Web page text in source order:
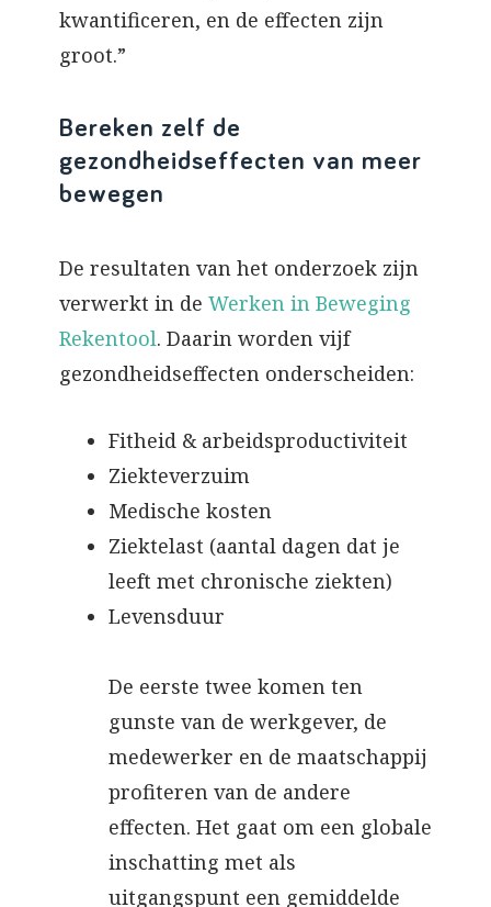
kwantificeren, en de effecten zijn
groot.”
Bereken zelf de
gezondheidseffecten van meer
bewegen
De resultaten van het onderzoek zijn
verwerkt in de Werken in Beweging
Rekentool. Daarin worden vijf
gezondheidseffecten onderscheiden:
Fitheid & arbeidsproductiviteit
Ziekteverzuim
Medische kosten
Ziektelast (aantal dagen dat je
leeft met chronische ziekten)
Levensduur
De eerste twee komen ten
gunste van de werkgever, de
medewerker en de maatschappij
profiteren van de andere
effecten. Het gaat om een globale
inschatting met als
uitgangspunt een gemiddelde